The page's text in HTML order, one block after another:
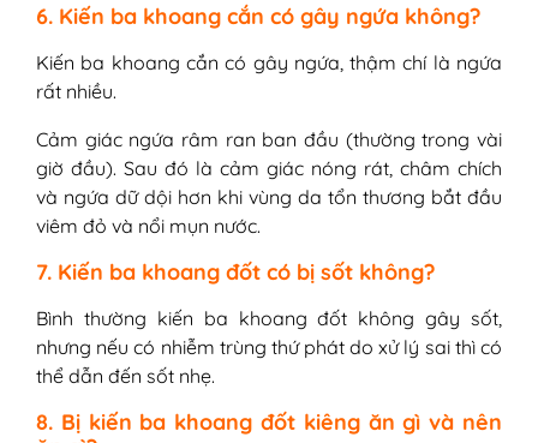
6. Kiến ba khoang cắn có gây ngứa không?
Kiến ba khoang cắn có gây ngứa, thậm chí là ngứa
rất nhiều.
Cảm giác ngứa râm ran ban đầu (thường trong vài
giờ đầu). Sau đó là cảm giác nóng rát, châm chích
và ngứa dữ dội hơn khi vùng da tổn thương bắt đầu
viêm đỏ và nổi mụn nước.
7. Kiến ba khoang đốt có bị sốt không?
Bình thường kiến ba khoang đốt không gây sốt,
nhưng nếu có nhiễm trùng thứ phát do xử lý sai thì có
thể dẫn đến sốt nhẹ.
8. Bị kiến ba khoang đốt kiêng ăn gì và nên